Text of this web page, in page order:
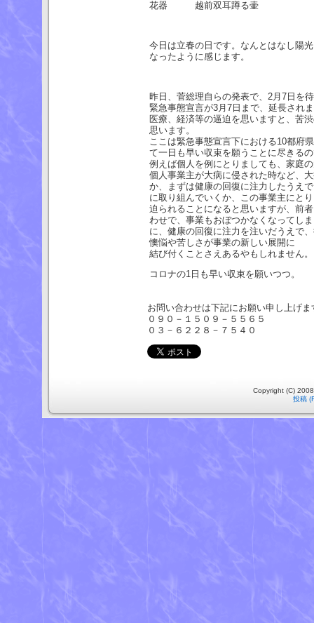
花器 越前双耳蹲る壷
今日は立春の日です。なんとはなし陽
なったように感じます。
昨日、菅総理自らの発表で、2月7日を
緊急事態宣言が3月7日まで、延長され
医療、経済等の逼迫を思いますと、苦
思います。
ここは緊急事態宣言下における10都府
て一日も早い収束を願うことに尽きる
例えば個人を例にとりましても、家庭
個人事業主が大病に侵された時など、
か、まずは健康の回復に注力したうえ
に取り組んでいくか、この事業主にと
迫られることになると思いますが、前
わせで、事業もおぼつかなくなってし
に、健康の回復に注力を注いだうえで
懊悩や苦しさが事業の新しい展開に
結び付くことさえあるやもしれません。
コロナの1日も早い収束を願いつつ。
お問い合わせは下記にお願い申し上げま
０９０－１５０９－５５６５
０３－６２２８－７５４０
Copyright (C)
投稿